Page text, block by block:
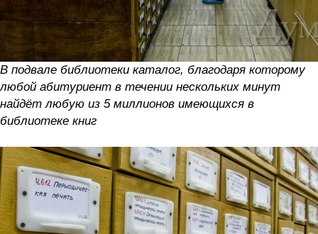
В подвале библиотеки каталог, благодаря которому
любой абитуриент в течении нескольких минут
найдёт любую из 5 миллионов имеющихся в
библиотеке книг